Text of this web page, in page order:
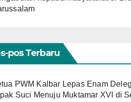
pos Terbaru
PWM Kalbar Lepas Enam
Suci Menuju Muktamar XVI di